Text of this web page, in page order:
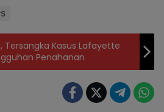
Tersangka Kasus Lafayette
Penahanan